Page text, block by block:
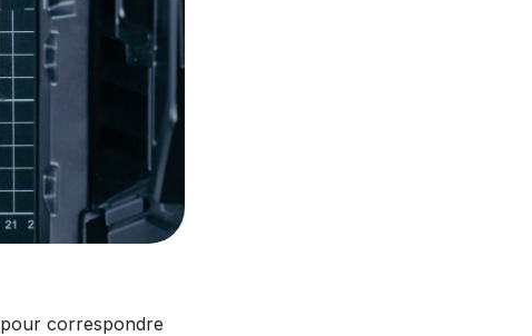
correspondre